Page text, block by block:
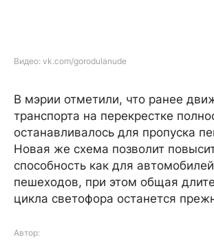
Видео: vk.com/gorodulanude
В мэрии отметили, что ранее
транспорта на перекрестке
останавливалось для пропуска
Новая же схема позволит
способность как для
пешеходов, при этом общая
цикла светофора останется
Автор: